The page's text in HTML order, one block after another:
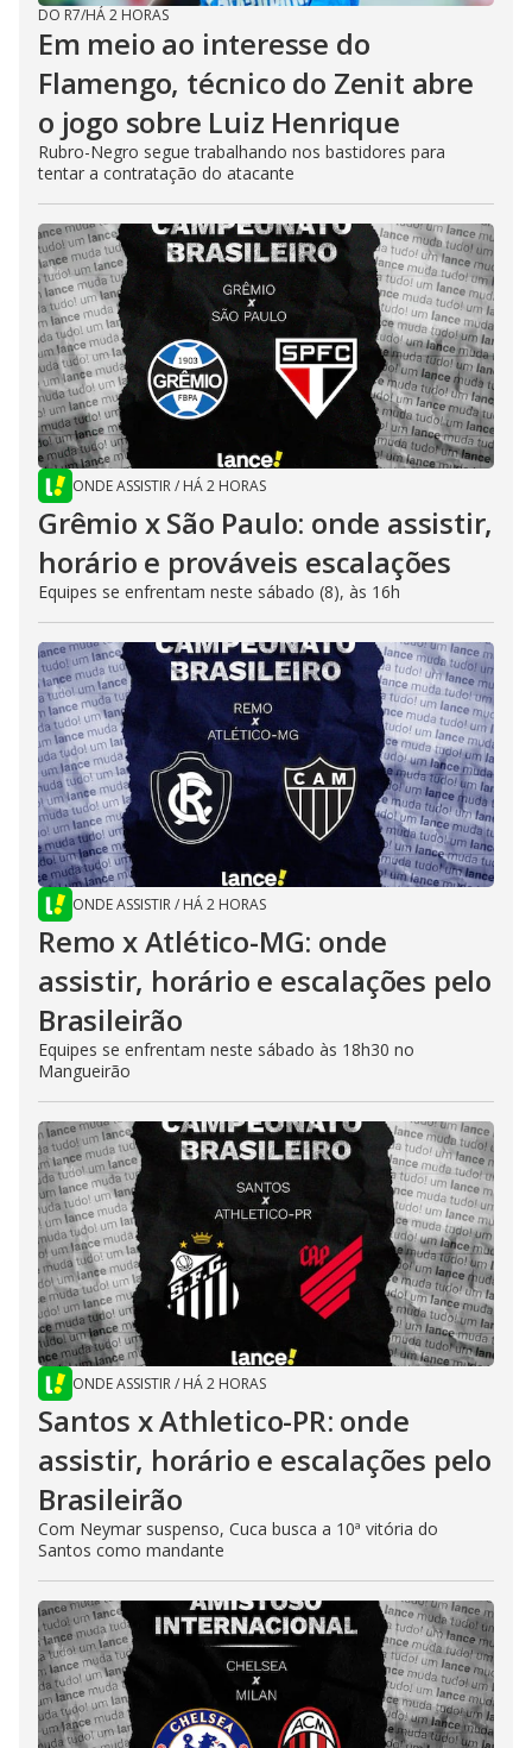
DO R7/HÁ 2 HORAS
Em meio ao interesse do
Flamengo, técnico do Zenit abre
o jogo sobre Luiz Henrique
Rubro-Negro segue trabalhando nos bastidores para
tentar a contratação do atacante
ONDE ASSISTIR/ HÁ 2 HORAS
Grêmio x São Paulo: onde assistir,
horário e prováveis escalações
Equipes se enfrentam neste sábado (8), às 16h
ONDE ASSISTIR/ HÁ 2 HORAS
Remo x Atlético-MG: onde
assistir, horário e escalações pelo
Brasileirão
Equipes se enfrentam neste sábado às 18h30 no
Mangueirão
ONDE ASSISTIR/ HÁ 2 HORAS
Santos x Athletico-PR: onde
assistir, horário e escalações pelo
Brasileirão
Com Neymar suspenso, Cuca busca a 10ª vitória do
Santos como mandante